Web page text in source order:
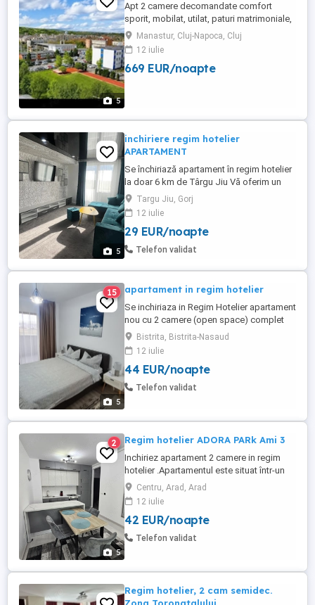
5
Apt 2 camere decomandate comfort
sporit, mobilat, utilat, paturi matrimoniale,
aer conditionat, loc de parcare (garaj +
locul din fata garajului). Capacitatea max 4
persoane. Balcon mare, priveliste
deosebita. Etaj 6 8. Cat friendly. Se poate
Manastur, Cluj-Napoca, Cluj
12 iulie
669 EUR/noapte
5
inchiriere regim hotelier
APARTAMENT
Se închiriază apartament în regim hotelier
la doar 6 km de Târgu Jiu Vă oferim un
apartament confortabil și primitor, situat la
etajul 1, cu intrare separată (fără acces
comun), ideal pentru relaxare, weekend-uri
liniștite sau cazare temporară. Aer
condiționat Bucătărie complet mobilată și
Targu Jiu, Gorj
12 iulie
29 EUR/noapte
Telefon validat
5
15 apartament in regim hotelier
Se inchiriaza in Regim Hotelier apartament
nou cu 2 camere (open space) complet
mobilat si utilat (frigider, masina de spalat
vase, masina de spalat rufe, tv, internet,
aparat de cafea etc), balcon de 9 mp.
Bistrita, Bistrita-Nasaud
12 iulie
44 EUR/noapte
Telefon validat
5
2 Regim hotelier ADORA PARk Ami 3
Inchiriez apartament 2 camere in regim
hotelier .Apartamentul este situat într-un
cartier rezidential ADORA PARK aproape
de aeroport stație de tramvai,5 min Moll.
Afi .Apartamentul este dotat : Aer
condiționat Masina de spalat haine Veselă
tacâmuri Fierbător apa Prăjitor pâine
Centru, Arad, Arad
12 iulie
42 EUR/noapte
Telefon validat
Regim hotelier, 2 cam semidec.